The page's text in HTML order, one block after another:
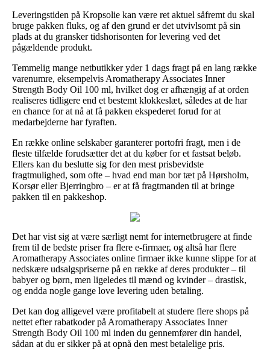
Leveringstiden på Kropsolie kan være ret aktuel såfremt du skal
bruge pakken fluks, og af den grund er det utvivlsomt på sin
plads at du gransker tidshorisonten for levering ved det
pågældende produkt.
Temmelig mange netbutikker yder 1 dags fragt på en lang række
varenumre, eksempelvis Aromatherapy Associates Inner
Strength Body Oil 100 ml, hvilket dog er afhængig af at orden
realiseres tidligere end et bestemt klokkeslæt, således at de har
en chance for at nå at få pakken ekspederet forud for at
medarbejderne har fyraften.
En række online selskaber garanterer portofri fragt, men i de
fleste tilfælde forudsætter det at du køber for et fastsat beløb.
Ellers kan du beslutte sig for den mest prisbevidste
fragtmulighed, som ofte – hvad end man bor tæt på Hørsholm,
Korsør eller Bjerringbro – er at få fragtmanden til at bringe
pakken til en pakkeshop.
Det har vist sig at være særligt nemt for internetbrugere at finde
frem til de bedste priser fra flere e-firmaer, og altså har flere
Aromatherapy Associates online firmaer ikke kunne slippe for at
nedskære udsalgspriserne på en række af deres produkter – til
babyer og børn, men ligeledes til mænd og kvinder – drastisk,
og endda nogle gange love levering uden betaling.
Det kan dog alligevel være profitabelt at studere flere shops på
nettet efter rabatkoder på Aromatherapy Associates Inner
Strength Body Oil 100 ml inden du gennemfører din handel,
sådan at du er sikker på at opnå den mest betalelige pris.